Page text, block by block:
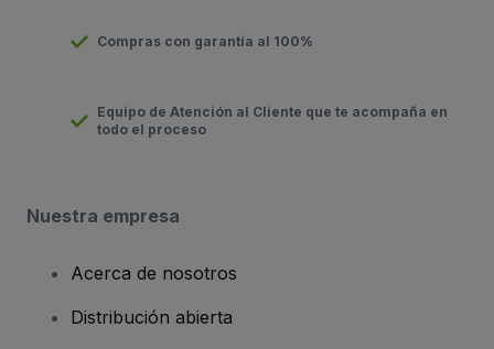
Compras con garantía al 100%
Equipo de Atención al Cliente que te acompaña en
todo el proceso
Nuestra empresa
Acerca de nosotros
Distribución abierta